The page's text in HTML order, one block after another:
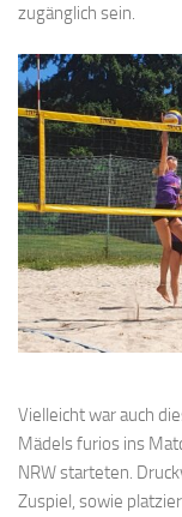
zugänglich sein.
Vielleicht war auch
Mädels furios ins
NRW starteten.
Zuspiel, sowie